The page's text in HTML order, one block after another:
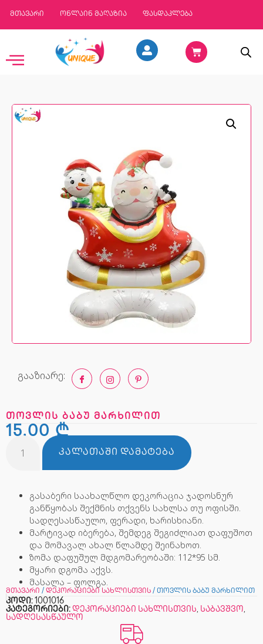
მთავარი ონლაინ მაღაზია ფასდაკლება
გააზიარე:
თოვლის ბაბუ მარხილით
15,00₾
ᲙᲐᲚᲐᲗᲐᲨᲘ ᲓᲐᲛᲐᲢᲔᲑᲐ
გასაბერი საახალწლო დეკორაცია ჯადოსნურ
განწყობას შექმნის თქვენს სახლსა თუ ოფისში.
სადღესასწაულო, ფერადი, ხარისხიანი.
მარტივად იბერება, შემდეგ შეგიძლიათ დაფუშოთ
და მომავალ ახალ წლამდე შეინახოთ.
ზომა დაფუშულ მდგომარეობაში: 112*95 სმ.
მყარი დგომა აქვს.
მასალა – ფოლგა.
მთავარი / დეკორაციები სახლისთვის / თოვლის ბაბუ მარხილით
კოდი: 1001016
კატეგორიები: დეკორაციები სახლისთვის, საბავშვო,
სადღესასწაულო